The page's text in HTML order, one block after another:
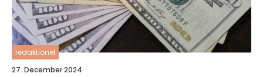
redaktionel
27. December 2024